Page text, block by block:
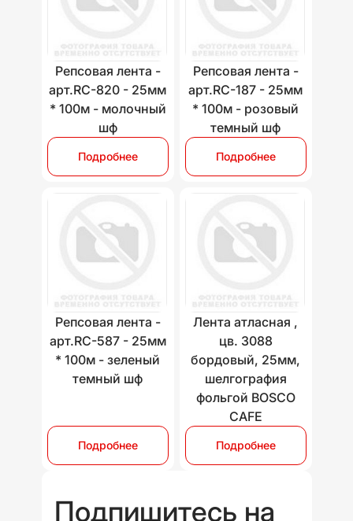
Репсовая лента -
арт.RC-820 - 25мм
* 100м - молочный
шф
Подробнее
Репсовая лента -
арт.RC-187 - 25мм
* 100м - розовый
темный шф
Подробнее
Репсовая лента -
арт.RC-587 - 25мм
* 100м - зеленый
темный шф
Подробнее
Лента атласная ,
цв. 3088
бордовый, 25мм,
шелгография
фольгой BOSCO
CAFE
Подробнее
Подпишитесь на